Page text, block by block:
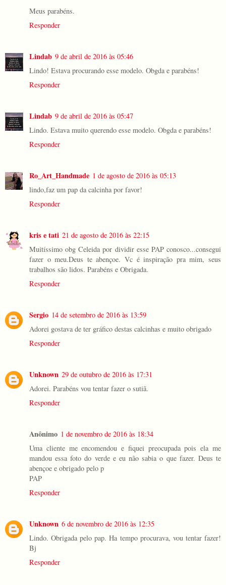
Meus parabéns.
Responder
Lindab 9 de abril de 2016 às 05:46
Lindo! Estava procurando esse modelo. Obgda e parabéns!
Responder
Lindab 9 de abril de 2016 às 05:47
Lindo. Estava muito querendo esse modelo. Obgda e parabéns!
Responder
Ro_Art_Handmade 1 de agosto de 2016 às 05:13
lindo,faz um pap da calcinha por favor!
Responder
kris e tati 21 de agosto de 2016 às 22:15
Muitíssimo obg Celeida por dividir esse PAP conosco...consegui
fazer o meu.Deus te abençoe. Vc é inspiração pra mim, seus
trabalhos são lidos. Parabéns e Obrigada.
Responder
Sergio 14 de setembro de 2016 às 13:59
Adorei gostava de ter gráfico destas calcinhas e muito obrigado
Responder
Unknown 29 de outubro de 2016 às 17:31
Adorei. Parabéns vou tentar fazer o sutiã.
Responder
Anônimo 1 de novembro de 2016 às 18:34
Uma cliente me encomendou e fiquei preocupada pois ela me
mandou essa foto do verde e eu não sabia o que fazer. Deus te
abençoe e obrigado pelo p
PAP
Responder
Unknown 6 de novembro de 2016 às 12:35
Lindo. Obrigada pelo pap. Ha tempo procurava, vou tentar fazer!
Bj
Responder